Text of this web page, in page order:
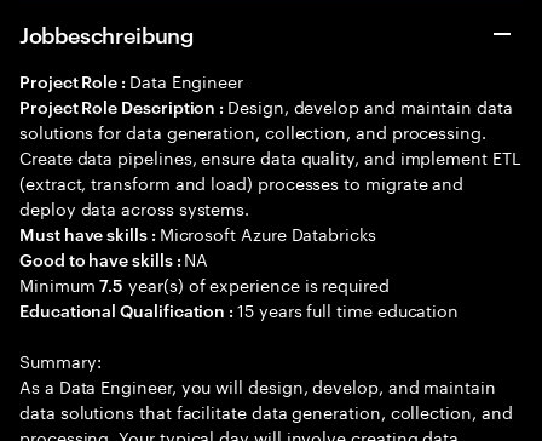
Jobbeschreibung
Project Role : Data Engineer
Project Role Description : Design, develop and maintain data
solutions for data generation, collection, and processing.
Create data pipelines, ensure data quality, and implement ETL
(extract, transform and load) processes to migrate and
deploy data across systems.
Must have skills : Microsoft Azure Databricks
Good to have skills : NA
Minimum7.5 year(s) of experience is required
Educational Qualification :15 years full time education
Summary:
As a Data Engineer, you will design, develop, and maintain
data solutions that facilitate data generation, collection, and